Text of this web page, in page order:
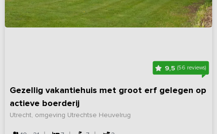
9,5 (56 reviews)
Gezellig vakantiehuis met groot erf gelegen op
actieve boerderij
Utrecht, omgeving Utrechtse Heuvelrug